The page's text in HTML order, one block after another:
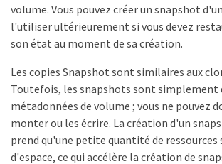
volume. Vous pouvez créer un snapshot
l'utiliser ultérieurement si vous devez
son état au moment de sa création.
Les copies Snapshot sont similaires aux
Toutefois, les snapshots sont simplement
métadonnées de volume ; vous ne pouvez
monter ou les écrire. La création d'un
prend qu'une petite quantité de ressources
d'espace, ce qui accélère la création de